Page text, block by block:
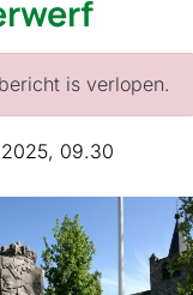
is verlopen.
09.30